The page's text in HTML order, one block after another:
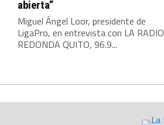
abierta”
Miguel Ángel Loor, presidente de
LigaPro, en entrevista con LA RADIO
REDONDA QUITO, 96.9...